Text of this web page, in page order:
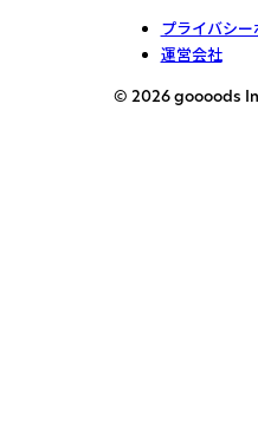
プライバシー
運営会社
© 2026 goooods